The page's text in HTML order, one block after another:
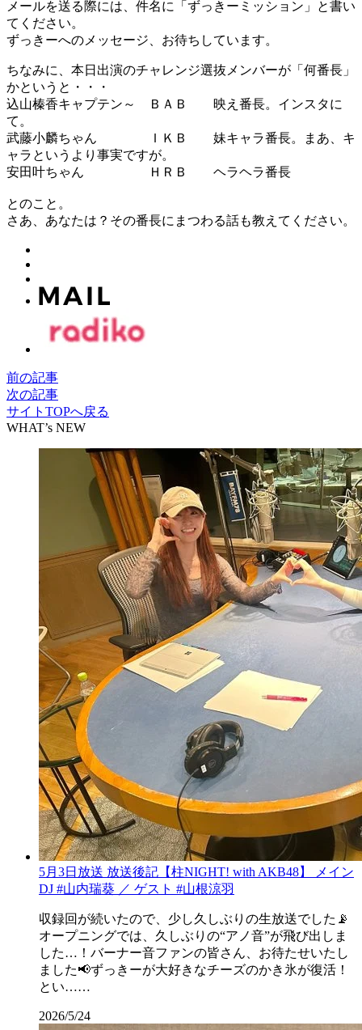
メールを送る際には、件名に「ずっきーミッション」と書い
てください。
ずっきーへのメッセージ、お待ちしています。
ちなみに、本日出演のチャレンジ選抜メンバーが「何番長」
かというと・・・
込山榛香キャプテン～ ＢＡＢ 映え番長。インスタに
て。
武藤小麟ちゃん ＩＫＢ 妹キャラ番長。まあ、キ
ャラというより事実ですが。
安田叶ちゃん ＨＲＢ ヘラヘラ番長
とのこと。
さあ、あなたは？その番長にまつわる話も教えてください。
前の記事
次の記事
サイトTOPへ戻る
WHAT’s NEW
5月3日放送 放送後記【柱NIGHT! with AKB48】 メイン
DJ #山内瑞葵 ／ ゲスト #山根涼羽
収録回が続いたので、少し久しぶりの生放送でした📡
オープニングでは、久しぶりの“アノ音”が飛び出しま
した…！バーナー音ファンの皆さん、お待たせいたし
ました📢ずっきーが大好きなチーズのかき氷が復活！
とい……
2026/5/24